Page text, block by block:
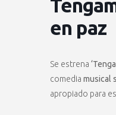
en paz
Se estrena
comedia musical
apropiado para